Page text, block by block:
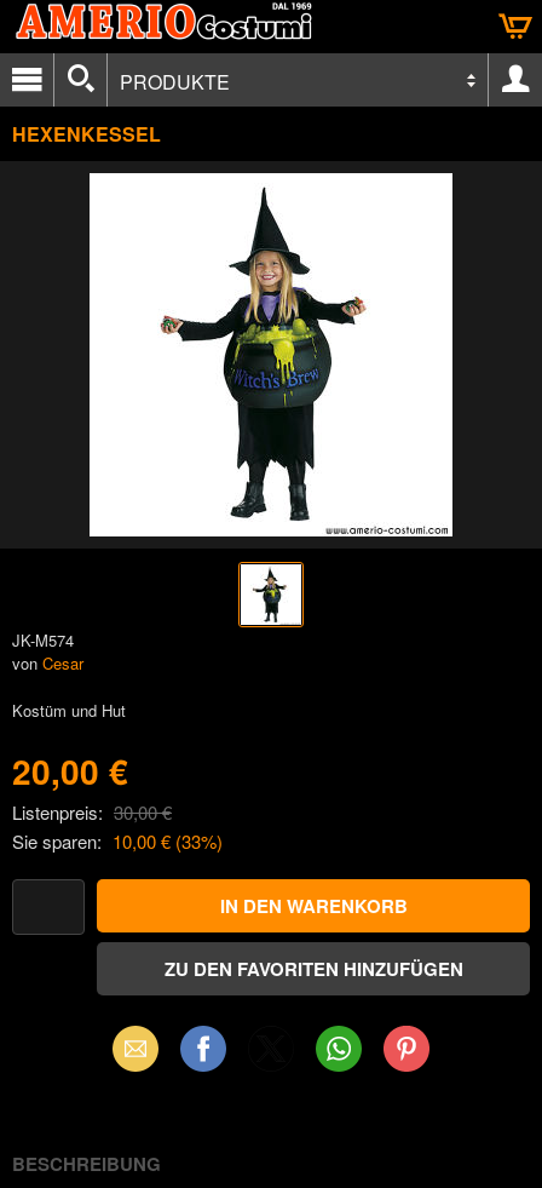
PRODUKTE
HEXENKESSEL
JK-M574
von Cesar
Kostüm und Hut
20,00 €
Listenpreis: 30,00 €
Sie sparen: 10,00 € (33%)
Email Facebook WhatsAppPinterest
BESCHREIBUNG